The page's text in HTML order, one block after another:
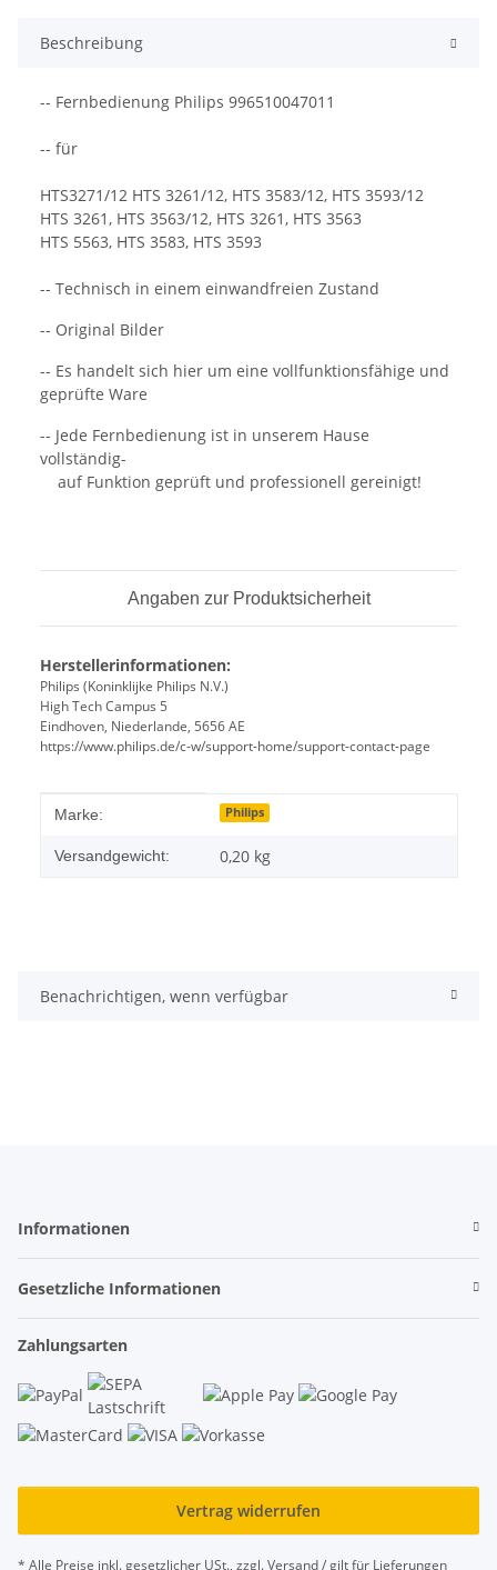
Beschreibung
-- Fernbedienung Philips 996510047011
-- für
HTS3271/12 HTS 3261/12, HTS 3583/12, HTS 3593/12
HTS 3261, HTS 3563/12, HTS 3261, HTS 3563
HTS 5563, HTS 3583, HTS 3593
-- Technisch in einem einwandfreien Zustand
-- Original Bilder
-- Es handelt sich hier um eine vollfunktionsfähige und
geprüfte Ware
-- Jede Fernbedienung ist in unserem Hause
vollständig-
auf Funktion geprüft und professionell gereinigt!
Angaben zur Produktsicherheit
Herstellerinformationen:
Philips (Koninklijke Philips N.V.)
High Tech Campus 5
Eindhoven, Niederlande, 5656 AE
https://www.philips.de/c-w/support-home/support-contact-page
Produkteigenschaft
Wert
Marke: Philips
Versandgewicht: 0,20 kg
Benachrichtigen, wenn verfügbar
Informationen
Gesetzliche Informationen
Zahlungsarten
Vertrag widerrufen
* Alle Preise inkl. gesetzlicher USt., zzgl.Versand/ gilt für Lieferungen